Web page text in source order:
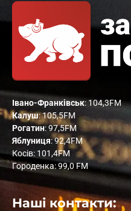
Івано-Франківськ: 104,3FM
Калуш: 105,5FM
Рогатин: 97,5FM
Яблуниця: 92,4FM
Косів: 101,4FM
Городенка: 99,0 FM
Наші контакти: